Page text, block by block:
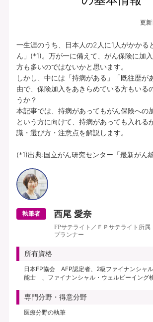
更新
一生涯のうち、日本人の2人に1人がかかる
ん」(*1)。万が一に備えて、がん保険に加
方も多いのではないかと思います。
しかし、中には「持病がある」「既往歴が
由で、保険加入をあきらめている方もいる
うか？
本記事では、持病があってもがん保険への
という方に向けて、持病があっても入れる
識・選び方・注意点を解説します。
(*1)出典:国立がん研究センター「最新がん
執筆者 西尾 愛奈
FPサテライト／ＦＰサテライト所
プランナー
所有資格
日本FP協会 AFP認定者、2級ファイナンシャ
能士 、ファイナンシャル・ウェルビーイング
専門分野・得意分野
医療分野の執筆